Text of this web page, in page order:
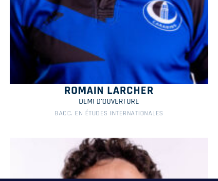
ROMAIN LARCHER
DEMI D'OUVERTURE
BACC. EN ÉTUDES INTERNATIONALES